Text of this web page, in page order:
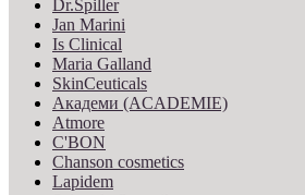
Dr.Spiller
Jan Marini
Is Clinical
Maria Galland
SkinCeuticals
Академи (ACADEMIE)
Atmore
C'BON
Chanson cosmetics
Lapidem